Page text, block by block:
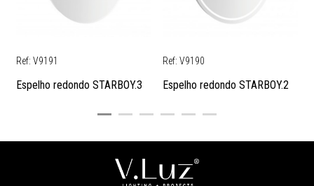
Ref: V9191
Espelho redondo STARBOY.3
Ref: V9190
Espelho redondo STARBOY.2